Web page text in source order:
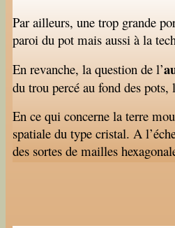
Par ailleurs, une trop grande
paroi du pot mais aussi à la
En revanche, la question de l’
du trou percé au fond des pots,
En ce qui concerne la terre
spatiale du type cristal. A
des sortes de mailles